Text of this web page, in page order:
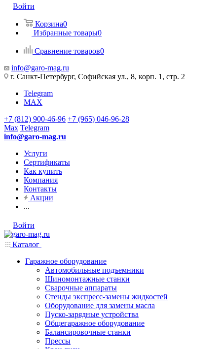
Войти
Корзина0
Избранные товары0
Сравнение товаров0
info@garo-mag.ru
г. Санкт-Петербург, Софийская ул., 8, корп. 1, стр. 2
Telegram
MAX
+7 (812) 900-46-96 +7 (965) 046-96-28
Max Telegram
info@garo-mag.ru
Услуги
Сертификаты
Как купить
Компания
Контакты
Акции
...
Войти
Каталог
Гаражное оборудование
Автомобильные подъемники
Шиномонтажные станки
Сварочные аппараты
Стенды экспресс-замены жидкостей
Оборудование для замены масла
Пуско-зарядные устройства
Общегаражное оборудование
Балансировочные станки
Прессы